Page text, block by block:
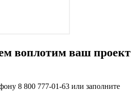
воплотим ваш проект
8 800 777-01-63 или заполните